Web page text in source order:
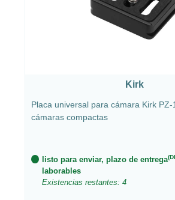
Kirk
Placa universal para cámara Kirk PZ-
cámaras compactas
listo para enviar, plazo de entrega
laborables
Existencias restantes: 4